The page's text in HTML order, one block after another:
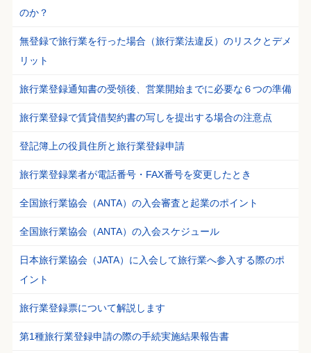
のか？
無登録で旅行業を行った場合（旅行業法違反）のリスクとデメ
リット
旅行業登録通知書の受領後、営業開始までに必要な６つの準備
旅行業登録で賃貸借契約書の写しを提出する場合の注意点
登記簿上の役員住所と旅行業登録申請
旅行業登録業者が電話番号・FAX番号を変更したとき
全国旅行業協会（ANTA）の入会審査と起業のポイント
全国旅行業協会（ANTA）の入会スケジュール
日本旅行業協会（JATA）に入会して旅行業へ参入する際のポ
イント
旅行業登録票について解説します
第1種旅行業登録申請の際の手続実施結果報告書